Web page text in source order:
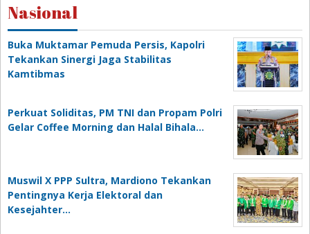
Nasional
Buka Muktamar Pemuda Persis, Kapolri
Tekankan Sinergi Jaga Stabilitas
Kamtibmas
Perkuat Soliditas, PM TNI dan Propam Polri
Gelar Coffee Morning dan Halal Bihala…
Muswil X PPP Sultra, Mardiono Tekankan
Pentingnya Kerja Elektoral dan
Kesejahter…